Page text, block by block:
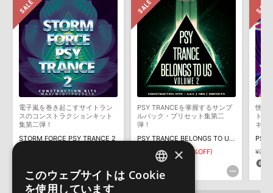
ます説明に沿って、製品のダウンロード／導入を行って下さい。
サンプルパック製品には、原則として日本語版操作マニュアルをご
用意しておりません。ご購入後のご不明点や詳細に関するお問い合
わせなどはテクニカルサポート
までご連絡ください。
デモソングは、製品収録サウンドを使ってできることを紹介するた
めのデモンストレーション用の楽曲です。原則として、デモソング
そのものをお使いいただくことはできません。また、デモソングを
構成する全てのサウンドが、サンプルパックに含まれていることを
保証するものではありません。
しかねます。
2022.06.06
2022.06.06
LennarDigital社「Sylenth1」のプリセット追加方法
2022.06.06
MIDI形式サンプルパックの追加方法
マークのついた情報は、該当する製品のご購入ユーザー様専用となって
おります。ご覧頂くには、該当する製品をご購入頂く必要がございます。
PSY-TRANCE PORTAL TO PARADISEのサポート情報
電子嵐を巻き起こすサイトラン
スのコンストラクションキット
集第二弾！
STORM FORCE PSY TRANCE 2
PSY TRANCEを掌握するサンプ
ルパック・プリセット集第二
弾！
PSY TRANCE BELONGS TO US VOL 2
¥3,498 ¥1,749(50%OFF)
87pt
恍惚
トラ
キッ
ENGLISH
×
このウェブサイトは Cookie
を使用しています